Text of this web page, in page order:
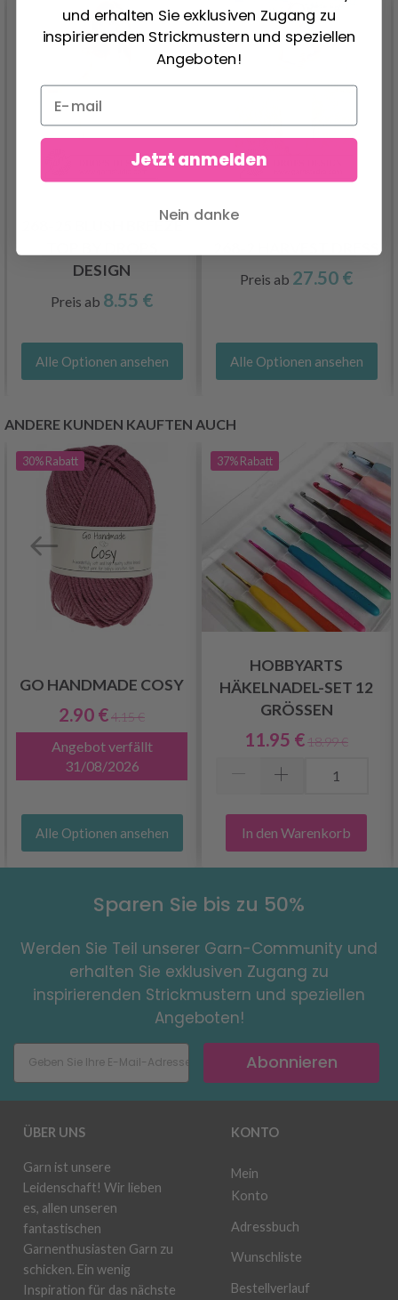
268-25 BLUSH BREEZE
DESIGN
Preis ab 8.55 €
Alle Optionen ansehen
Preis ab 27.50 €
Alle Optionen ansehen
ANDERE KUNDEN KAUFTEN AUCH
30%Rabatt
GO HANDMADE COSY
2.90 €4.15 €
Angebot verfällt
31/08/2026
Alle Optionen ansehen
37%Rabatt
HOBBYARTS
HÄKELNADEL-SET 12
GRÖSSEN
11.95 €18.99 €
In den Warenkorb
Sparen Sie bis zu 50%
Werden Sie Teil unserer Garn-Community und
erhalten Sie exklusiven Zugang zu
inspirierenden Strickmustern und speziellen
Angeboten!
Abonnieren
ÜBER UNS
Garn ist unsere
Leidenschaft! Wir lieben
es, allen unseren
fantastischen
Garnenthusiasten Garn zu
schicken. Ein wenig
Inspiration für das nächste
KONTO
Mein
Konto
Adressbuch
Wunschliste
Bestellverlauf
und erhalten Sie exklusiven Zugang zu
inspirierenden Strickmustern und speziellen
Angeboten!
Jetzt anmelden
Nein danke